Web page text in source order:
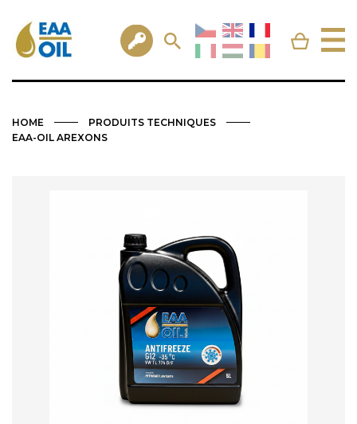
HOME
PRODUITS TECHNIQUES
EAA-OIL AREXONS